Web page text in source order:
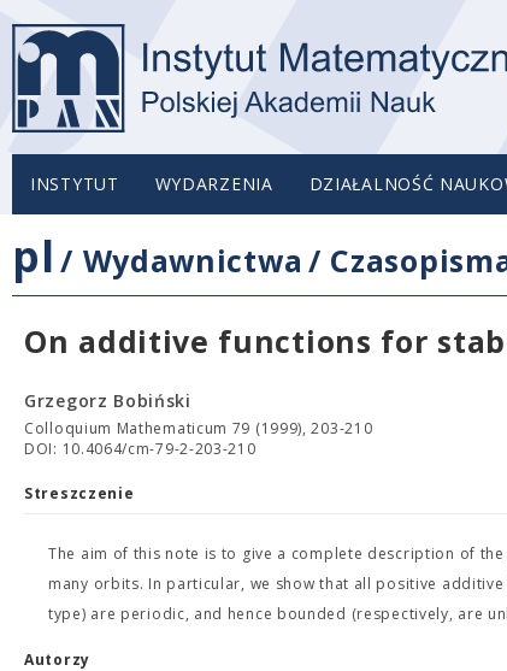
INSTYTUT WYDARZENIA DZIAŁALNOŚĆ
pl / Wydawnictwa /
On additive functions for
Grzegorz Bobiński
Colloquium Mathematicum 79 (1999), 203-210
DOI: 10.4064/cm-79-2-203-210
Streszczenie
The aim of this note is to give a complete description of
many orbits. In particular, we show that all positive
type) are periodic, and hence bounded (respectively, are
Autorzy